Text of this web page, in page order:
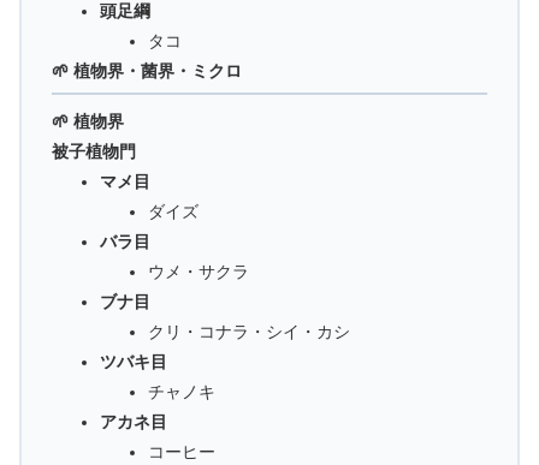
頭足綱
タコ
🌱 植物界・菌界・ミクロ
🌱 植物界
被子植物門
マメ目
ダイズ
バラ目
ウメ・サクラ
ブナ目
クリ・コナラ・シイ・カシ
ツバキ目
チャノキ
アカネ目
コーヒー